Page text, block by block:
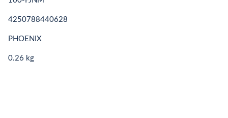
4250788440628
PHOENIX
0.26 kg